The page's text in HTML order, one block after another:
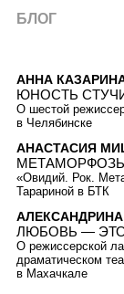
БЛОГ
АННА
ЮНОСТЬ
О шестой
в Челябинске
АНАСТАСИЯ
«Овидий. Рок.
Тарариной в БТК
ЛЮБОВЬ —
О режиссерской
драматическом
в Махачкале